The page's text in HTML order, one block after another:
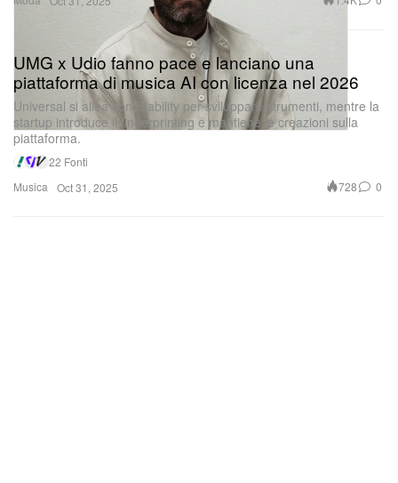
Musica
UMG x Udio fanno pace e lanciano una
piattaforma di musica AI con licenza nel 2026
Universal si allea con Stability per sviluppare strumenti, mentre la
startup introduce il fingerprinting e mantiene le creazioni sulla
piattaforma.
22 Fonti
Oct 31, 2025
728 0